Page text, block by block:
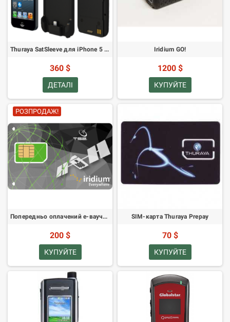
Thuraya SatSleeve для iPhone 5 та 5S
360 $
ДЕТАЛІ
Iridium GO!
1200 $
КУПУЙТЕ
РОЗПРОДАЖ!
Попередньо оплачений e-ваучер Iridium - 100 хвилин - термін дії один місяць
200 $
КУПУЙТЕ
SIM-карта Thuraya Prepay
70 $
КУПУЙТЕ